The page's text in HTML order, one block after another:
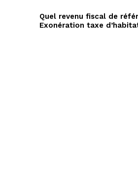
Quel revenu fiscal de
Exonération taxe